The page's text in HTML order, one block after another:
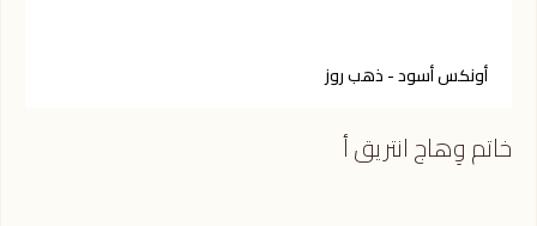
أونكس أسود - ذهب روز
خاتم وِهاج انتريق أ